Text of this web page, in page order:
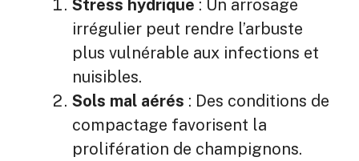
Stress hydrique : Un arrosage
irrégulier peut rendre l’arbuste
plus vulnérable aux infections et
nuisibles.
Sols mal aérés : Des conditions de
compactage favorisent la
prolifération de champignons.